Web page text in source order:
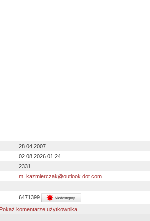
28.04.2007
02.08.2026 01:24
2331
m_kazmierczak@outlook dot com
6471399
Pokaż komentarze użytkownika